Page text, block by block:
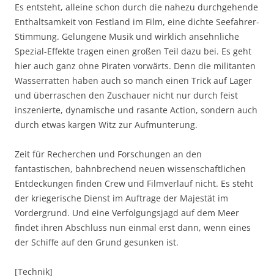
Es entsteht, alleine schon durch die nahezu durchgehende
Enthaltsamkeit von Festland im Film, eine dichte Seefahrer-
Stimmung. Gelungene Musik und wirklich ansehnliche
Spezial-Effekte tragen einen großen Teil dazu bei. Es geht
hier auch ganz ohne Piraten vorwärts. Denn die militanten
Wasserratten haben auch so manch einen Trick auf Lager
und überraschen den Zuschauer nicht nur durch feist
inszenierte, dynamische und rasante Action, sondern auch
durch etwas kargen Witz zur Aufmunterung.
Zeit für Recherchen und Forschungen an den
fantastischen, bahnbrechend neuen wissenschaftlichen
Entdeckungen finden Crew und Filmverlauf nicht. Es steht
der kriegerische Dienst im Auftrage der Majestät im
Vordergrund. Und eine Verfolgungsjagd auf dem Meer
findet ihren Abschluss nun einmal erst dann, wenn eines
der Schiffe auf den Grund gesunken ist.
[Technik]